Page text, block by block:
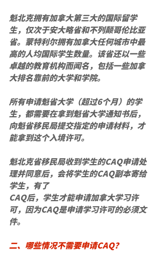
魁北克拥有加拿大第三大的国际留学
生，仅次于安大略省和不列颠哥伦比亚
省。蒙特利尔拥有加拿大任何城市中最
高的人均国际学生数量。该省还以一些
卓越的教育机构而闻名，包括一些加拿
大排名靠前的大学和学院。
所有申请魁省大学（超过6个月）的学
生，都需要在拿到魁省大学通知书后，
向魁省移民局提交指定的申请材料，才
能拿到这个入境许可。
魁北克省移民局收到学生的CAQ申请处
理并同意后，会将学生的CAQ副本寄给
学生，有了
CAQ后，学生才能申请加拿大学习许
可，因为CAQ是申请学习许可的必须文
件。
二、哪些情况不需要申请CAQ？